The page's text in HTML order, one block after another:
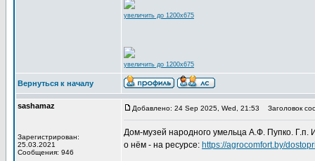
увеличить до 1200x675
увеличить до 1200x675
Вернуться к началу
sashamaz
Зарегистрирован:
25.03.2021
Сообщения: 946
Добавлено: 24 Sep 2025, Wed, 21:53 Заголовок
Дом-музей народного умельца А.Ф. Пупко. Г.п.
о нём - на ресурсе: https://agrocomfort.by/